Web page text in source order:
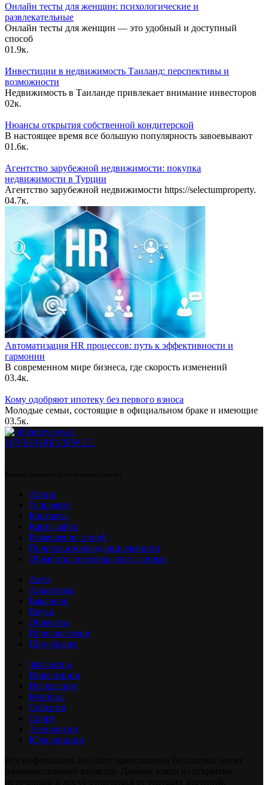
Онлайн тесты для женщин: психологические и
развлекательные
Онлайн тесты для женщин — это удобный и доступный
способ
01.9к.
Инвестиции в недвижимость Таиланд: перспективы и
возможности
Недвижимость в Таиланде привлекает внимание инвесторов
02к.
Нюансы открытия собственной кондитерской
В настоящее время все большую популярность завоевывают
01.6к.
Агентство зарубежной недвижимости: покупка
недвижимости в Турции
Агентство зарубежной недвижимости https://selectumproperty.
04.7к.
Автоматизация HR процессов: путь к эффективности и
гармонии
В современном мире бизнеса, где скорость изменений
03.4к.
Кому одобряют ипотеку без первого взноса
Молодые семьи, состоящие в официальном браке и имеющие
03.5к.
OFFSHOREVIEW.EU
Архив
О проекте
Контакты
Карта сайта
Размещение статей
Политика конфиденциальности
Обработка персональных данных
Авто
Аналитика
Вакансии
Наука
Общество
Происшествия
Шоу-бизнес
Заграница
Инвестиции
Интересное
Курйозы
События
Спорт
Технологии
Юрисдикции